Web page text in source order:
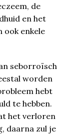
de
en het
ook enkele
seborroïsch
worden
hebt
te hebben.
het verloren
daarna zul je